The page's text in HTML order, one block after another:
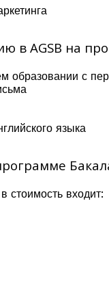
в AGSB на
образовании с
языка
стоимость входит: